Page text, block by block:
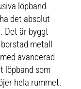
löpband
det absolut
Det är byggt
metall
avancerad
löpband som
hela rummet.